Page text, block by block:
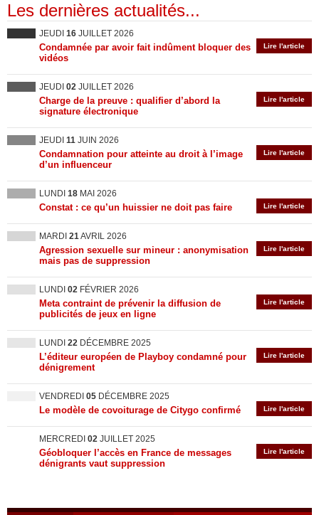
Les dernières actualités...
JEUDI 16 JUILLET 2026
Lire l'article
Condamnée par avoir fait indûment bloquer des
vidéos
JEUDI 02 JUILLET 2026
Lire l'article
Charge de la preuve : qualifier d’abord la
signature électronique
JEUDI 11 JUIN 2026
Lire l'article
Condamnation pour atteinte au droit à l’image
d’un influenceur
LUNDI 18 MAI 2026
Lire l'article
Constat : ce qu’un huissier ne doit pas faire
MARDI 21AVRIL 2026
Lire l'article
Agression sexuelle sur mineur : anonymisation
mais pas de suppression
LUNDI 02 FÉVRIER 2026
Lire l'article
Meta contraint de prévenir la diffusion de
publicités de jeux en ligne
LUNDI 22 DÉCEMBRE 2025
Lire l'article
L’éditeur européen de Playboy condamné pour
dénigrement
VENDREDI 05 DÉCEMBRE 2025
Lire l'article
Le modèle de covoiturage de Citygo confirmé
MERCREDI 02 JUILLET 2025
Lire l'article
Géobloquer l’accès en France de messages
dénigrants vaut suppression